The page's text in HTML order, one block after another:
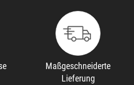
Maßgeschneiderte
Lieferung